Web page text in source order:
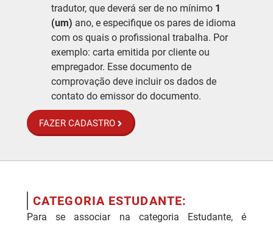
tradutor, que deverá ser de no mínimo 1
(um) ano, e especifique os pares de idioma
com os quais o profissional trabalha. Por
exemplo: carta emitida por cliente ou
empregador. Esse documento de
comprovação deve incluir os dados de
contato do emissor do documento.
FAZER CADASTRO
CATEGORIA ESTUDANTE:
Para se associar na categoria Estudante, é